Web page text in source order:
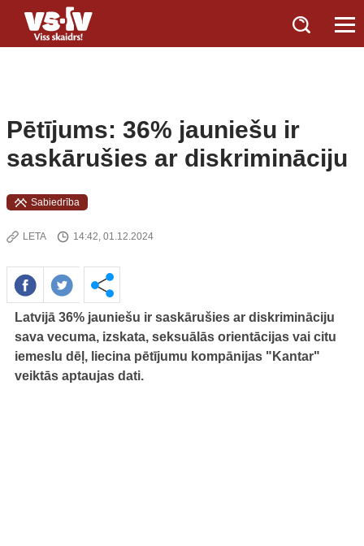
Pētījums: 36% jauniešu ir
saskārušies ar diskrimināciju
Sabiedrība
LETA 14:42, 01.12.2024
Latvijā 36% jauniešu ir saskārušies ar diskrimināciju
sava vecuma, izskata, seksuālās orientācijas vai citu
iemeslu dēļ, liecina pētījumu kompānijas "Kantar"
veiktās aptaujas dati.